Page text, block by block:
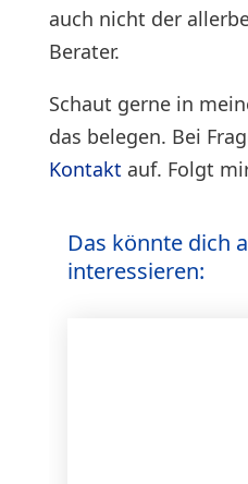
auch nicht der
Berater.
Schaut gerne in
das belegen. Bei
Kontakt auf. Folgt
Das könnte dich
interessieren: